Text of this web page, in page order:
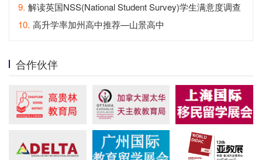
9. 解读英国NSS(National Student Survey)学生满意度调查
10. 高升学率加州高中推荐—山景高中
合作伙伴